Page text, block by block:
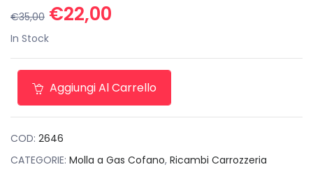
€35,00 Il
prezzo
originale
era:
€35,00.
€22,00
è:
€22,00.
In Stock
Aggiungi Al Carrello
COD: 2646
CATEGORIE: Molla a Gas Cofano, Ricambi Carrozzeria